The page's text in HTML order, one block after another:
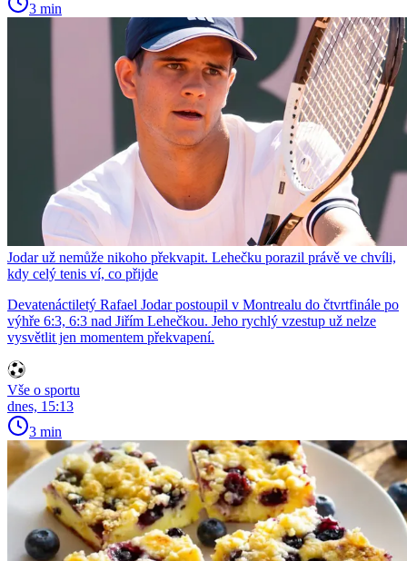
3 min
Jodar už nemůže nikoho překvapit. Lehečku porazil právě ve chvíli,
kdy celý tenis ví, co přijde
Devatenáctiletý Rafael Jodar postoupil v Montrealu do čtvrtfinále po
výhře 6:3, 6:3 nad Jiřím Lehečkou. Jeho rychlý vzestup už nelze
vysvětlit jen momentem překvapení.
Vše o sportu
dnes, 15:13
3 min